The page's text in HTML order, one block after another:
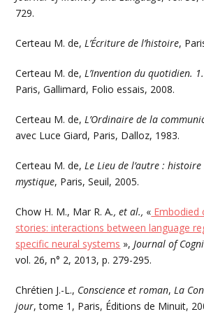
729.
Certeau M. de, L’Écriture de l’histoire,
Certeau M. de, L’Invention du quotidien.
Paris, Gallimard, Folio essais, 2008.
Certeau M. de, L’Ordinaire de la
avec Luce Giard, Paris, Dalloz, 1983.
Certeau M. de, Le Lieu de l’autre :
mystique, Paris, Seuil, 2005.
Chow H. M., Mar R. A., et al., « Embodied
stories: interactions between language
specific neural systems », Journal of
vol. 26, n° 2, 2013, p. 279-295.
Chrétien J.-L., Conscience et roman, La
jour, tome 1, Paris, Éditions de Minuit,